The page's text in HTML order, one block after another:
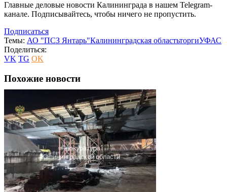
Главные деловые новости Калининграда в нашем Telegram-
канале. Подписывайтесь, чтобы ничего не пропустить.
Подписаться
Темы: АО "ПСЗ Янтарь"Калининградская областьторгиУФАС
Поделиться:
VK TG OK
Похожие новости